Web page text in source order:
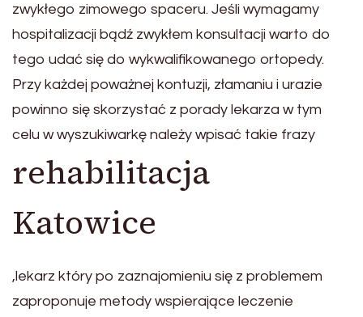
zwykłego zimowego spaceru. Jeśli wymagamy
hospitalizacji bądź zwykłem konsultacji warto do
tego udać się do wykwalifikowanego ortopedy.
Przy każdej poważnej kontuzji, złamaniu i urazie
powinno się skorzystać z porady lekarza w tym
celu w wyszukiwarkę należy wpisać takie frazy
rehabilitacja
Katowice
,lekarz który po zaznajomieniu się z problemem
zaproponuje metody wspierające leczenie